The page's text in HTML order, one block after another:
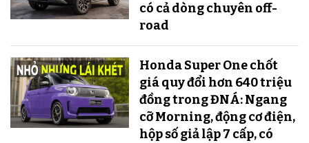
có cả dòng chuyên off-
road
Honda Super One chốt
giá quy đổi hơn 640 triệu
đồng trong ĐNÁ: Ngang
cỡ Morning, động cơ điện,
hộp số giả lập 7 cấp, có